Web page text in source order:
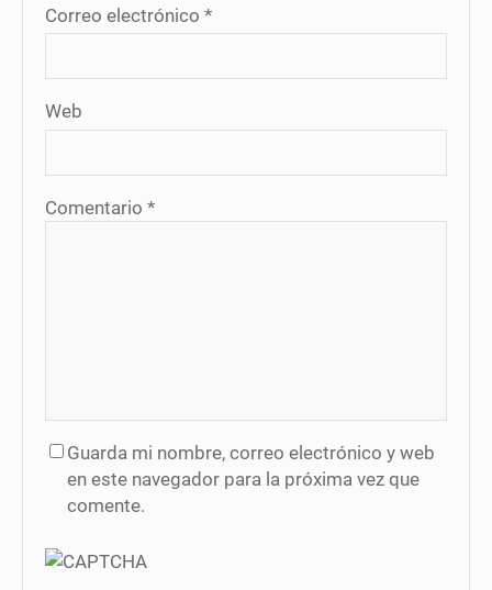
Correo electrónico *
Web
Comentario *
Guarda mi nombre, correo electrónico y web
en este navegador para la próxima vez que
comente.